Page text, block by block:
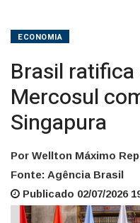
ECONOMIA
Brasil
Mercosul
Singapura
Por Wellton Máximo
Fonte: Agência Brasil
Publicado 02/07/2026